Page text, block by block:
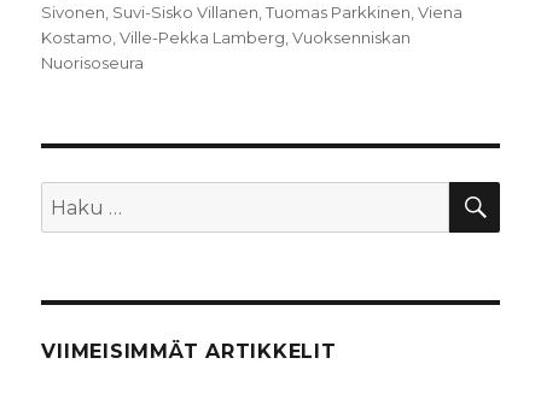
Sivonen Suvi-Sisko Villanen ,Tuomas Parkkinen ,Viena
Kostamo ,Ville-Pekka Lamberg ,Vuoksenniskan
Nuorisoseura
Etsi:
VIIMEISIMMÄT ARTIKKELIT